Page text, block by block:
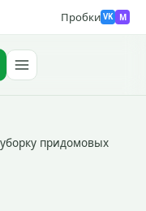
Пробки VK M
придомовых